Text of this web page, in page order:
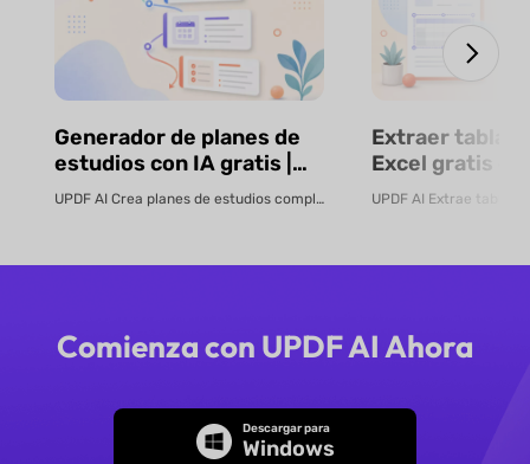
Generador de planes de
estudios con IA gratis |
UPDF
UPDF AI Crea planes de estudios completos con IA en segundos Convierte cualquier tem...
Extraer tablas
Excel gratis
Comienza con UPDF AI Ahora
Descargar para
Windows